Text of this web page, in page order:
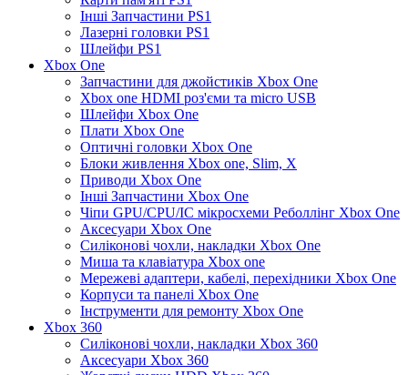
Інші Запчастини PS1
Лазерні головки PS1
Шлейфи PS1
Xbox One
Запчастини для джойстиків Xbox One
Xbox one HDMI роз'єми та micro USB
Шлейфи Xbox One
Плати Xbox One
Оптичні головки Xbox One
Блоки живлення Xbox one, Slim, X
Приводи Xbox One
Інші Запчастини Xbox One
Чіпи GPU/CPU/IC мікросхеми Реболлінг Xbox One
Аксесуари Xbox One
Силіконові чохли, накладки Xbox One
Миша та клавіатура Xbox one
Мережеві адаптери, кабелі, перехідники Xbox One
Корпуси та панелі Xbox One
Інструменти для ремонту Xbox One
Xbox 360
Силіконові чохли, накладки Xbox 360
Аксесуари Xbox 360